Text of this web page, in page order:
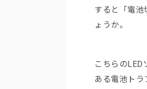
すると「電池
ょうか。
こちらの
ある電池ト